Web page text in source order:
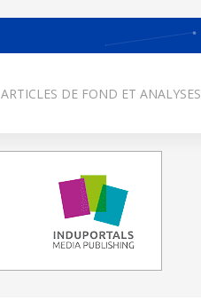
ARTICLES DE FOND ET ANALYSES